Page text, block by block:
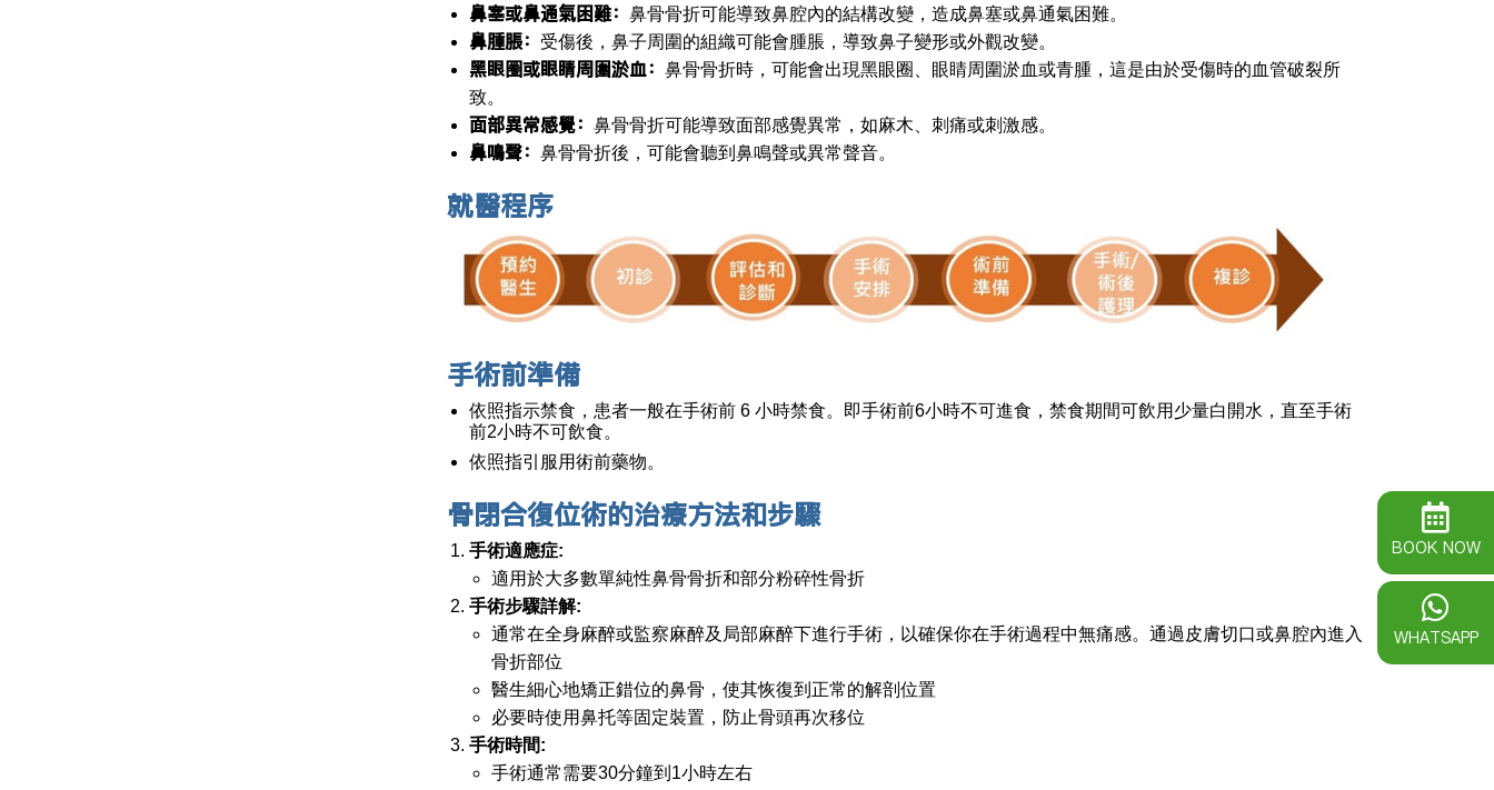
鼻塞或鼻通氣困難： 鼻骨骨折可能導致鼻腔內的結構改變，造成鼻塞或鼻通氣困難。
鼻腫脹： 受傷後，鼻子周圍的組織可能會腫脹，導致鼻子變形或外觀改變。
黑眼圈或眼睛周圍淤血： 鼻骨骨折時，可能會出現黑眼圈、眼睛周圍淤血或青腫，這是由於受傷時的血管破裂所
致。
面部異常感覺： 鼻骨骨折可能導致面部感覺異常，如麻木、刺痛或刺激感。
鼻鳴聲： 鼻骨骨折後，可能會聽到鼻鳴聲或異常聲音。
就醫程序
手術前準備
依照指示禁食，患者一般在手術前 6 小時禁食。即手術前6小時不可進食，禁食期間可飲用少量白開水，直至手術
前2小時不可飲食。
依照指引服用術前藥物。
骨閉合復位術的治療方法和步驟
手術適應症:
適用於大多數單純性鼻骨骨折和部分粉碎性骨折
手術步驟詳解:
通常在全身麻醉或監察麻醉及局部麻醉下進行手術，以確保你在手術過程中無痛感。通過皮膚切口或鼻腔內進入
骨折部位
醫生細心地矯正錯位的鼻骨，使其恢復到正常的解剖位置
必要時使用鼻托等固定裝置，防止骨頭再次移位
手術時間:
手術通常需要30分鐘到1小時左右
BOOK NOW
WHATSAPP